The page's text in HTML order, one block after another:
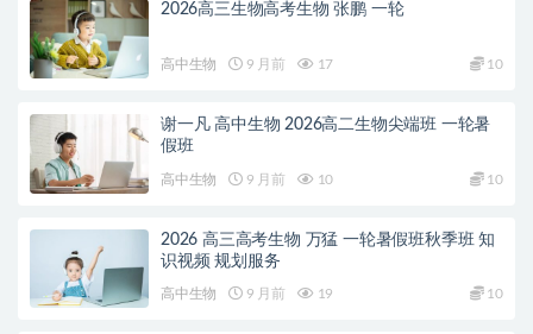
2026高三生物高考生物 张鹏 一轮
高中生物 9 月前 17 10
谢一凡 高中生物 2026高二生物尖端班 一轮暑
假班
高中生物 9 月前 10 10
2026 高三高考生物 万猛 一轮暑假班秋季班 知
识视频 规划服务
高中生物 9 月前 19 10